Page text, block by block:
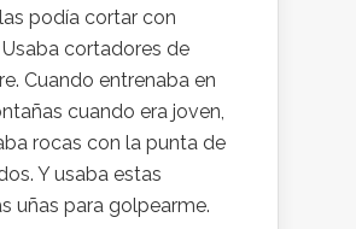
podía cortar con
Usaba cortadores de
Cuando entrenaba en
cuando era joven,
rocas con la punta de
Y usaba estas
uñas para golpearme.